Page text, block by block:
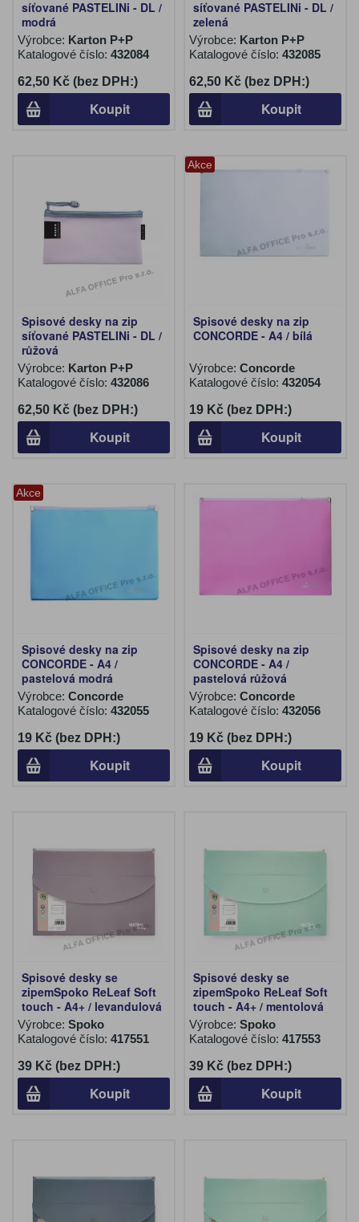
síťované PASTELINi - DL /
modrá
Výrobce: Karton P+P
Katalogové číslo: 432084
62,50 Kč (bez DPH:)
Koupit
síťované PASTELINi - DL /
zelená
Výrobce: Karton P+P
Katalogové číslo: 432085
62,50 Kč (bez DPH:)
Koupit
Spisové desky na zip
síťované PASTELINi - DL /
růžová
Výrobce: Karton P+P
Katalogové číslo: 432086
62,50 Kč (bez DPH:)
Koupit
Akce
Spisové desky na zip
CONCORDE - A4 / bílá
Výrobce: Concorde
Katalogové číslo: 432054
19 Kč (bez DPH:)
Koupit
Akce
Spisové desky na zip
CONCORDE - A4 /
pastelová modrá
Výrobce: Concorde
Katalogové číslo: 432055
19 Kč (bez DPH:)
Koupit
Spisové desky na zip
CONCORDE - A4 /
pastelová růžová
Výrobce: Concorde
Katalogové číslo: 432056
19 Kč (bez DPH:)
Koupit
Spisové desky se
zipemSpoko ReLeaf Soft
touch - A4+ / levandulová
Výrobce: Spoko
Katalogové číslo: 417551
39 Kč (bez DPH:)
Koupit
Spisové desky se
zipemSpoko ReLeaf Soft
touch - A4+ / mentolová
Výrobce: Spoko
Katalogové číslo: 417553
39 Kč (bez DPH:)
Koupit